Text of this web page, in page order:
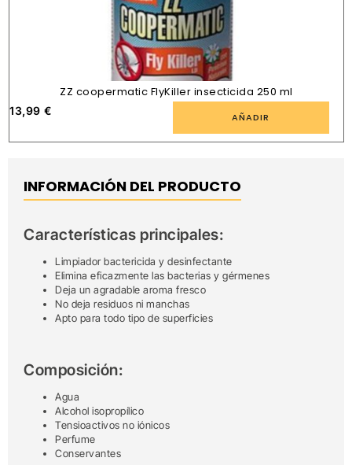
ZZ coopermatic FlyKiller insecticida 250 ml
13,99 € AÑADIR
INFORMACIÓN DEL PRODUCTO
Características principales:
Limpiador bactericida y desinfectante
Elimina eficazmente las bacterias y gérmenes
Deja un agradable aroma fresco
No deja residuos ni manchas
Apto para todo tipo de superficies
Composición:
Agua
Alcohol isopropílico
Tensioactivos no iónicos
Perfume
Conservantes